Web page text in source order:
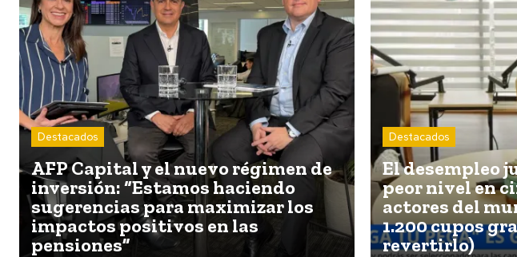
Destacados
AFP Capital y el nuevo régimen de
inversión: “Estamos haciendo
sugerencias para maximizar los
impactos positivos en las
pensiones”
Destacados
El desempleo
peor nivel en
actores del
1.200 cupos
revertirlo)